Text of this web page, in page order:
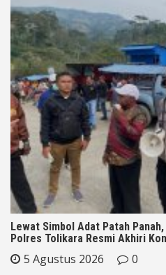
Lewat Simbol Adat Patah
Polres Tolikara Resmi Akhiri
5 Agustus 2026 0